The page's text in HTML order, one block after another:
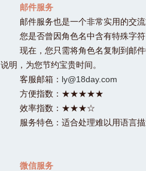
邮件服务
邮件服务也是一个非常实用的交流
您是否曾因角色名中含有特殊字符
现在，您只需将角色名复制到邮件
说明，为您节约宝贵时间。
客服邮箱： ly@18day.com
方便指数：★★★★★
效率指数：★★★☆
服务特色：适合处理难以用语言描
微信服务